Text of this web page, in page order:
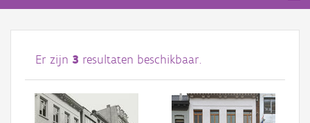
Afbeeldingen
#BeeldIndeKijker
Hergebruik
Er zijn 3 resultaten beschikbaar.